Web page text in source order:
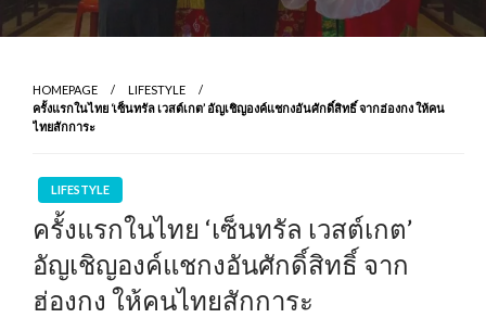
HOMEPAGE
LIFESTYLE
ครั้งแรกในไทย ‘เซ็นทรัล เวสต์เกต’ อัญเชิญองค์แชกงอันศักดิ์สิทธิ์ จากฮ่องกง ให้คน
ไทยสักการะ
LIFESTYLE
ครั้งแรกในไทย ‘เซ็นทรัล เวสต์เกต’
อัญเชิญองค์แชกงอันศักดิ์สิทธิ์ จาก
ฮ่องกง ให้คนไทยสักการะ